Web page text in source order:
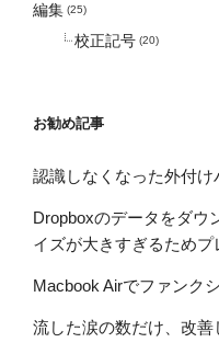
編集 (25)
校正記号 (20)
お勧め記事
認識しなくなった外付
Dropboxのデータをダウ
イズが大きすぎるため
Macbook Airでファンク
流した涙の数だけ、改善